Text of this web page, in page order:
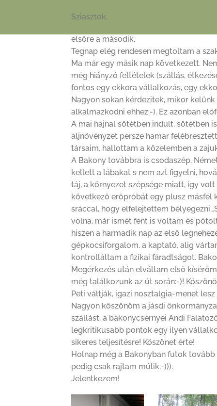
Sziasztok,
elsőre a második.
Tegnap elég rendesen megtoltam a
Ma már egy másik nap következett.
még hiányzó feltételek (szállás,
fontos egy ekkora vállalkozás, egy
Nagyon sokan kérdezitek, mikor
alkalmazkodni ehhez:-). Ez azonban
A mai hajnal sötétben indult, sötétben
aljnövényzet persze hamar
társaim, hallottam a közelemben a
A Bakony továbbra is csodaszép,
kellett a lábakat s nem azt figyelni,
táj, a környezet szépsége miatt, így
következő erőpróbát egy plusz másfél
sráccal, hogy elfelejtettem
volna, már ismét fent is voltam és
hiszen a harmadik nap az első
gépkocsiforgalom, a kaptató, alig
kontrolláltam a fizikai fáradtságot.
Megérkezés után elváltam első
még találkozunk az út során:-)!
Peti váltják, igazi nosztalgia-menet
Nagyon köszönöm a jásdi
szállást, a bakonycsernyei Andi
legkritikusabb pontok egy ilyen
sikeres teljesítésre! Köszönet érte!
Holnap még a Bakonyban futok
pedig csak rajtam múlik:-))).
Jelentkezem!